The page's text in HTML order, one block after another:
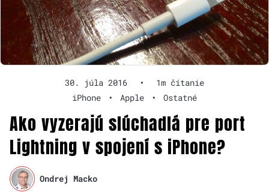
30. júla 2016 •
1m čítanie
iPhone
• Apple • Ostatné
Ako vyzerajú slúchadlá pre port
Lightning v spojení s iPhone?
Ondrej Macko